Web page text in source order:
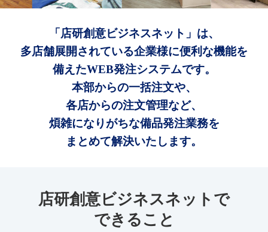
「店研創意ビジネスネット」は、
多店舗展開されている企業様に便利な機能を
備えたWEB発注システムです。
本部からの一括注文や、
各店からの注文管理など、
煩雑になりがちな備品発注業務を
まとめて解決いたします。
店研創意ビジネスネットで
できること